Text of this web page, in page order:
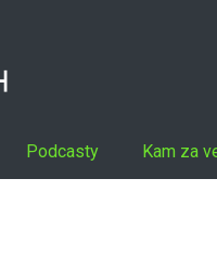
Podcasty Kam za